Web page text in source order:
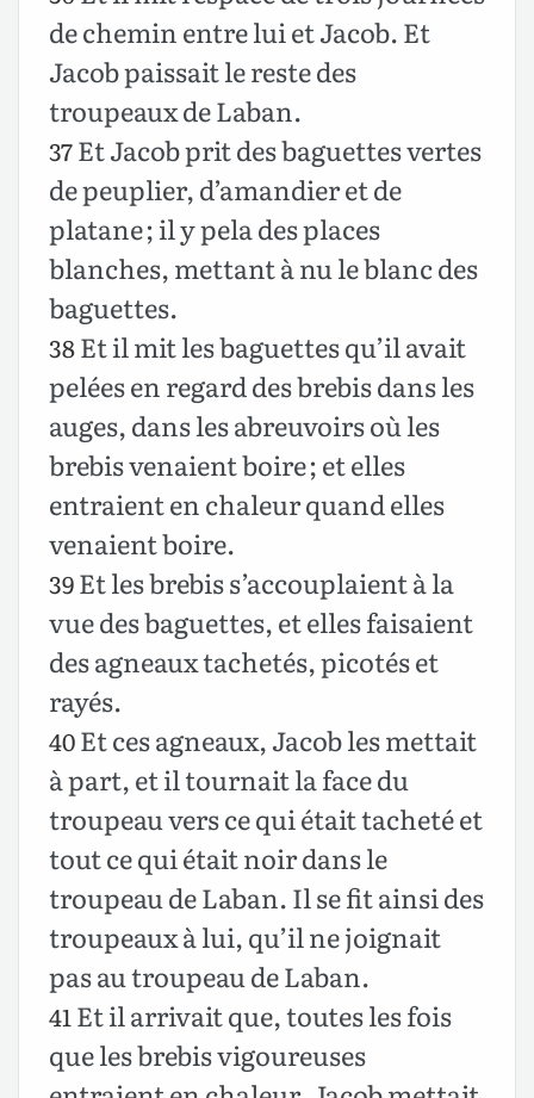
de chemin entre lui et Jacob. Et
Jacob paissait le reste des
troupeaux de Laban.
37Et Jacob prit des baguettes vertes
de peuplier, d’amandier et de
platane ; il y pela des places
blanches, mettant à nu le blanc des
baguettes.
38Et il mit les baguettes qu’il avait
pelées en regard des brebis dans les
auges, dans les abreuvoirs où les
brebis venaient boire ; et elles
entraient en chaleur quand elles
venaient boire.
39Et les brebis s’accouplaient à la
vue des baguettes, et elles faisaient
des agneaux tachetés, picotés et
rayés.
40Et ces agneaux, Jacob les mettait
à part, et il tournait la face du
troupeau vers ce qui était tacheté et
tout ce qui était noir dans le
troupeau de Laban. Il se fit ainsi des
troupeaux à lui, qu’il ne joignait
pas au troupeau de Laban.
41Et il arrivait que, toutes les fois
que les brebis vigoureuses